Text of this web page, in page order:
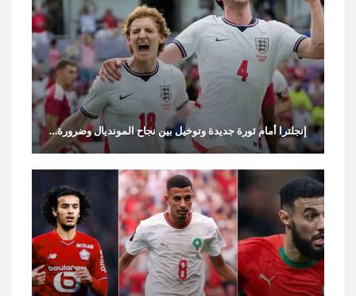
إنجلترا أمام ثورة جديدة وتوخيل بين نجاح المونديال وضرورة…